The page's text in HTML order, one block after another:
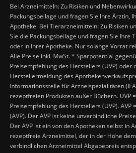
Bei Arzneimitteln: Zu Risiken und
Packungsbeilage und fragen Sie Ihre Ärztin,
Apotheke. Bei Tierarzneimitteln: Zu Risiken
Sie die Packungsbeilage und fragen Sie Ihre
oder in Ihrer Apotheke. Nur solange Vorrat
Alle Preise inkl. MwSt. * Sparpotential
Preisempfehlung des Herstellers (UVP) oder
Herstellermeldung des
Informationsstelle für Arzneispezialitäten
rezeptfreien Produkten außer Büchern. UVP
Preisempfehlung des Herstellers (UVP). AVP
(AVP). Der AVP ist keine unverbindliche
Der AVP ist ein von den Apotheken selbst in
rezeptfreie Arzneimittel, der in der Höhe
verbindlichen Arzneimittel Abgabepreis